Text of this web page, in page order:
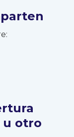
u otro